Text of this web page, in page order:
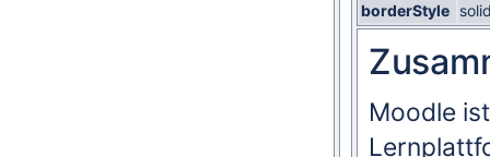
borderStyle
Moodle